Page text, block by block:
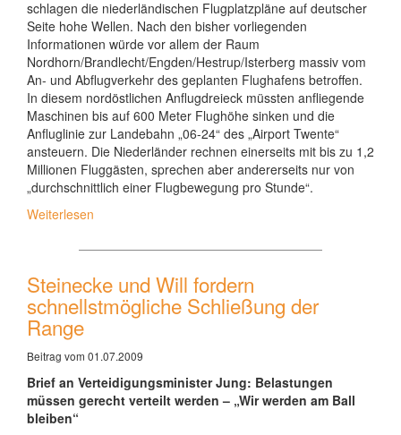
schlagen die niederländischen Flugplatzpläne auf deutscher
Seite hohe Wellen. Nach den bisher vorliegenden
Informationen würde vor allem der Raum
Nordhorn/Brandlecht/Engden/Hestrup/Isterberg massiv vom
An- und Abflugverkehr des geplanten Flughafens betroffen.
In diesem nordöstlichen Anflugdreieck müssten anfliegende
Maschinen bis auf 600 Meter Flughöhe sinken und die
Anfluglinie zur Landebahn „06-24“ des „Airport Twente“
ansteuern. Die Niederländer rechnen einerseits mit bis zu 1,2
Millionen Fluggästen, sprechen aber andererseits nur von
„durchschnittlich einer Flugbewegung pro Stunde“.
Weiterlesen
Steinecke und Will fordern
schnellstmögliche Schließung der
Range
Beitrag vom 01.07.2009
Brief an Verteidigungsminister Jung: Belastungen
müssen gerecht verteilt werden – „Wir werden am Ball
bleiben“